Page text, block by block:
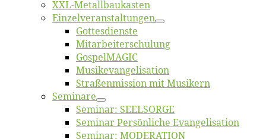
XXL-Me­­tal­l­­bau­­kas­­ten
Einzelver­an­stal­tungen
Got­tes­diens­te
Mitarbeiter­schulung
Gos­pel­MA­GIC
Musikevan­ge­li­sa­tion
Straßenmis­sion mit Musikern
Se­mi­na­re
Se­mi­nar: SEELSORGE
Se­mi­nar Per­sön­li­che Evangelisation
Se­mi­nar: MODERATION